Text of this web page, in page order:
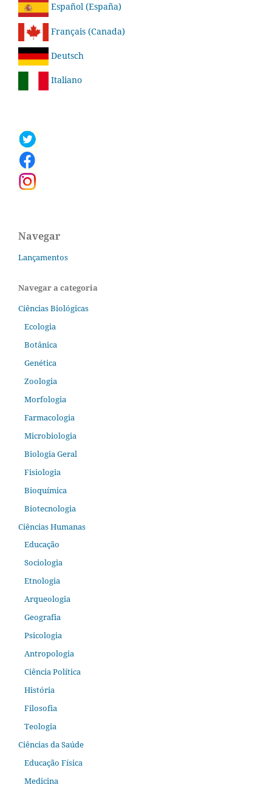
Español (España)
Français (Canada)
Deutsch
Italiano
Navegar
Lançamentos
Navegar a categoria
Ciências Biológicas
Ecologia
Botânica
Genética
Zoologia
Morfologia
Farmacologia
Microbiologia
Biologia Geral
Fisiologia
Bioquímica
Biotecnologia
Ciências Humanas
Educação
Sociologia
Etnologia
Arqueologia
Geografia
Psicologia
Antropologia
Ciência Política
História
Filosofia
Teologia
Ciências da Saúde
Educação Física
Medicina